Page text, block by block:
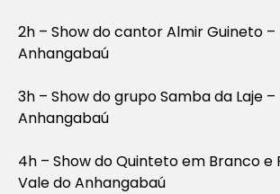
2h – Show do cantor Almir Guineto –
Anhangabaú
3h – Show do grupo Samba da Laje
Anhangabaú
4h – Show do Quinteto em Branco e
Vale do Anhangabaú